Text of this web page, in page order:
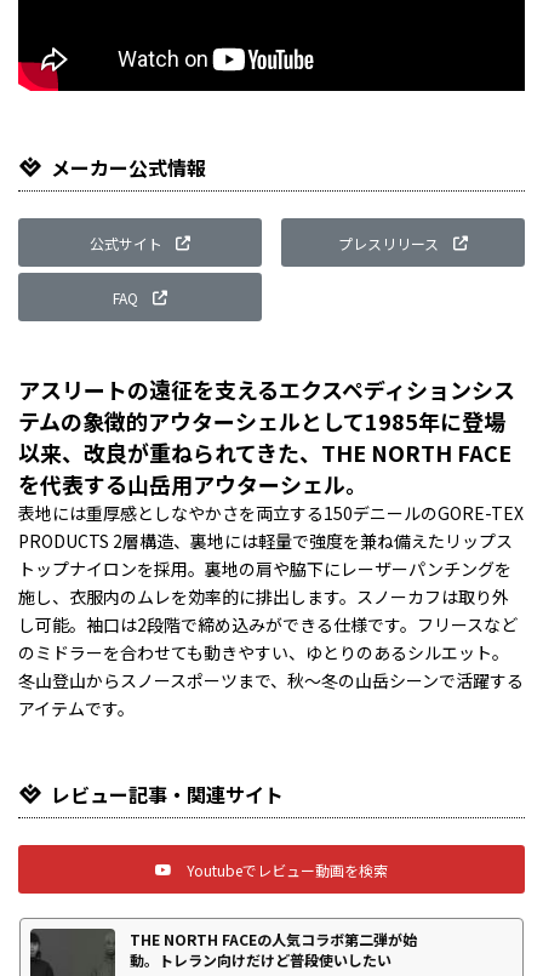
メーカー公式情報
公式サイト プレスリリース
FAQ
アスリートの遠征を支えるエクスペディションシス
テムの象徴的アウターシェルとして1985年に登場
以来、改良が重ねられてきた、THE NORTH FACE
を代表する山岳用アウターシェル。
表地には重厚感としなやかさを両立する150デニールのGORE-TEX
PRODUCTS 2層構造、裏地には軽量で強度を兼ね備えたリップス
トップナイロンを採用。裏地の肩や脇下にレーザーパンチングを
施し、衣服内のムレを効率的に排出します。スノーカフは取り外
し可能。袖口は2段階で締め込みができる仕様です。フリースなど
のミドラーを合わせても動きやすい、ゆとりのあるシルエット。
冬山登山からスノースポーツまで、秋～冬の山岳シーンで活躍する
アイテムです。
レビュー記事・関連サイト
Youtubeでレビュー動画を検索
THE NORTH FACEの人気コラボ第二弾が始
動。トレラン向けだけど普段使いしたい